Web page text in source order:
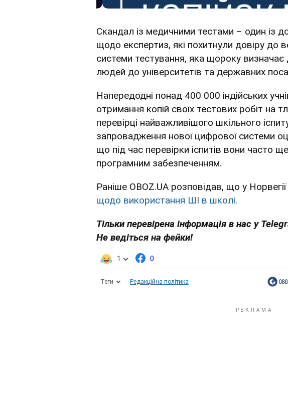
Скандал із медичними тестами – один із
щодо експертиз, які похитнули довіру до
системи тестування, яка щороку визначає
людей до університетів та державних
Напередодні понад 400 000 індійських
отримання копій своїх тестових робіт на
перевірці найважливішого шкільного
запровадження нової цифрової системи
що під час перевірки іспитів вони часто
програмним забезпеченням.
Раніше OBOZ.UA розповідав, що у
щодо використання ШІ в школі.
Тільки перевірена інформація в нас у
Не ведіться на фейки!
1 0
Теги Редакційна політика